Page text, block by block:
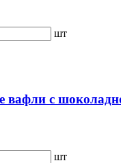
шт
с
шт